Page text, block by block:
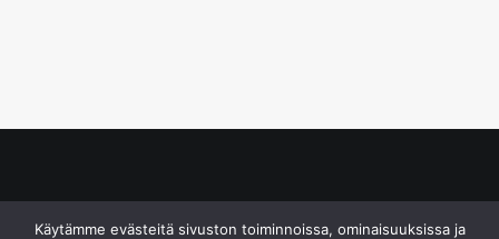
Käytämme evästeitä sivuston toiminnoissa, ominaisuuksissa ja